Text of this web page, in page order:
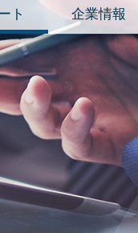
ト 企業情報